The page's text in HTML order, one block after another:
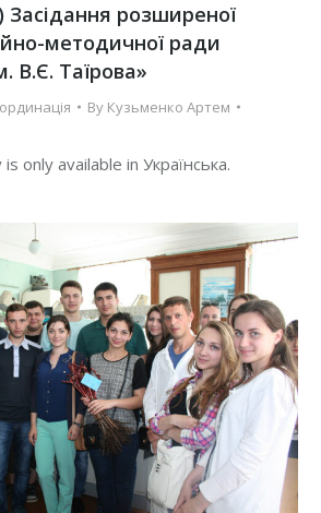
Засідання розширеної
методичної ради
В.Є. Таїрова»
By Кузьменко Артем
only available in Українська.